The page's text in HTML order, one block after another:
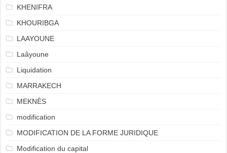
KHENIFRA
KHOURIBGA
LAAYOUNE
Laâyoune
Liquidation
MARRAKECH
MEKNÈS
modification
MODIFICATION DE LA FORME JURIDIQUE
Modification du capital